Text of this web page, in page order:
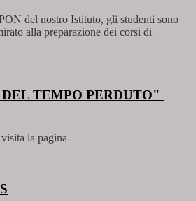
del nostro Istituto, gli studenti sono
alla preparazione dei corsi di
TEMPO PERDUTO"
la pagina